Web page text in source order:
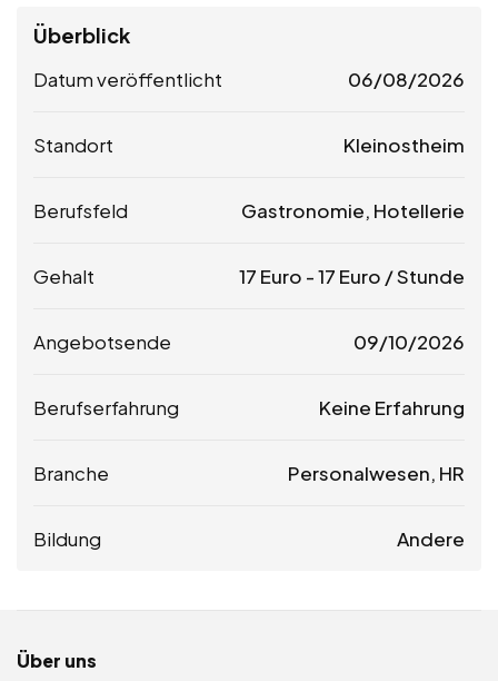
Überblick
Datum veröffentlicht 06/08/2026
Standort Kleinostheim
Berufsfeld Gastronomie, Hotellerie
Gehalt 17 Euro -17 Euro / Stunde
Angebotsende 09/10/2026
Berufserfahrung Keine Erfahrung
Branche Personalwesen, HR
Bildung Andere
Über uns